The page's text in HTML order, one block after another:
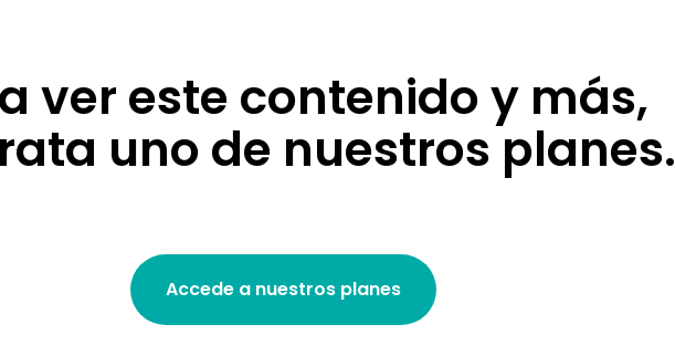
ver este contenido y más,
uno de nuestros planes.
Accede a nuestros planes